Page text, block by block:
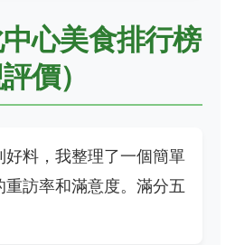
心美食排行榜
價）
好料，我整理了一個簡單
訪率和滿意度。滿分五